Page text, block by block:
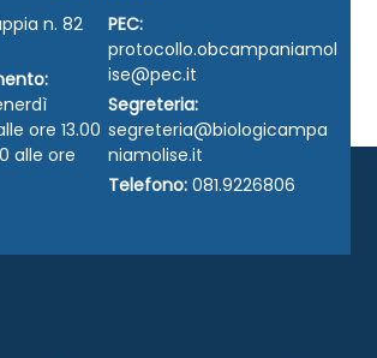
n. 82
ore 13.00
alle ore
PEC:
protocollo.obcampaniamol
ise@pec.it
Segreteria:
segreteria@biologicampa
niamolise.it
Telefono: 081.9226806